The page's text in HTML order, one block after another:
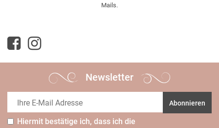
Mails.
Newsletter
Abonnieren
Hiermit bestätige ich, dass ich die